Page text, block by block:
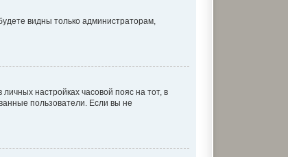
видны только администраторам,
настройках часовой пояс на тот, в
пользователи. Если вы не